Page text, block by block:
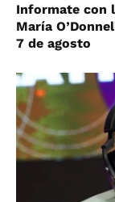
Informate con
María
7 de agosto